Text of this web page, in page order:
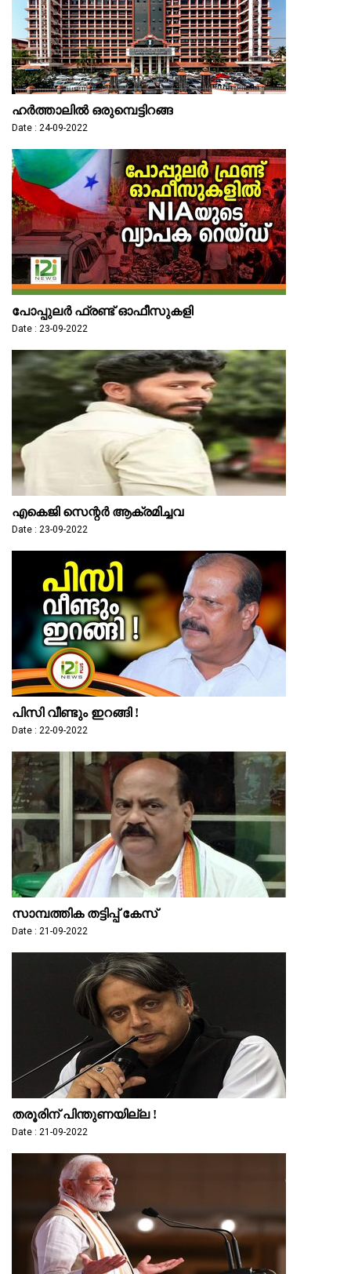
ഹർത്താലിൽ ഒരുമ്പെട്ടിറങ്ങ
Date : 24-09-2022
പോപ്പുലർ ഫ്രണ്ട് ഓഫീസുകളി
Date : 23-09-2022
എകെജി സെന്റര്‍ ആക്രമിച്ചവ
Date : 23-09-2022
പിസി വീണ്ടും ഇറങ്ങി !
Date : 22-09-2022
സാമ്പത്തിക തട്ടിപ്പ് കേസ്
Date : 21-09-2022
തരൂരിന് പിന്തുണയില്ല !
Date : 21-09-2022